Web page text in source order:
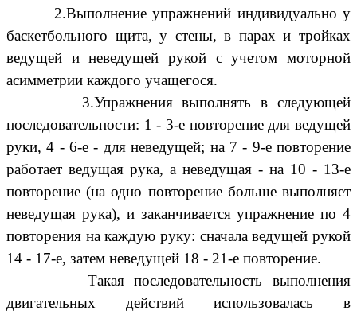
2.Выполнение упражнений индивидуально у
баскетбольного щита, у стены, в парах и тройках
ведущей и неведущей рукой с учетом моторной
асимметрии каждого учащегося.
3.Упражнения выполнять в следующей
последовательности: 1 - 3-е повторение для ведущей
руки, 4 - 6-е - для неведущей; на 7 - 9-е повторение
работает ведущая рука, а неведущая - на 10 - 13-е
повторение (на одно повторение больше выполняет
неведущая рука), и заканчиваетсяупражнение по 4
повторения на каждую руку: сначала ведущей рукой
14 - 17-е, затем неведущей 18 - 21-е повторение.
Такая последовательность выполнения
двигательных действий использовалась в